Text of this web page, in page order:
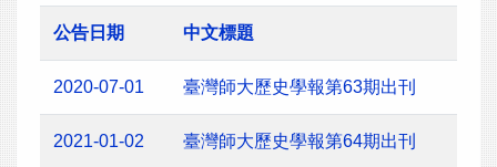
公告日期 中文標題
2020-07-01 臺灣師大歷史學報第63期出刊
2021-01-02 臺灣師大歷史學報第64期出刊